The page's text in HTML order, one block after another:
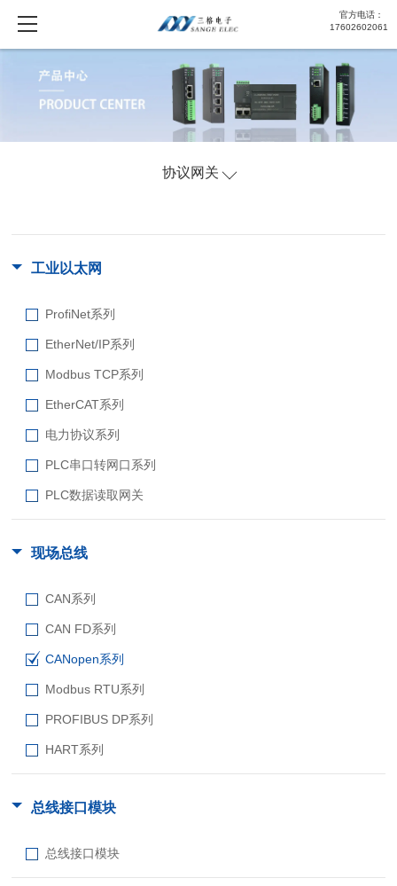
官方电话：
17602602061
协议网关
工业以太网
ProfiNet系列
EtherNet/IP系列
Modbus TCP系列
EtherCAT系列
电力协议系列
PLC串口转网口系列
PLC数据读取网关
现场总线
CAN系列
CAN FD系列
CANopen系列
Modbus RTU系列
PROFIBUS DP系列
HART系列
总线接口模块
总线接口模块